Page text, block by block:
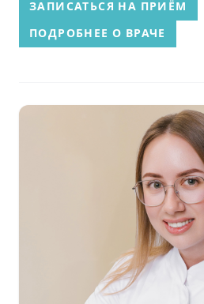
ЗАПИСАТЬСЯ НА ПРИЁМ
ПОДРОБНЕЕ О ВРАЧЕ